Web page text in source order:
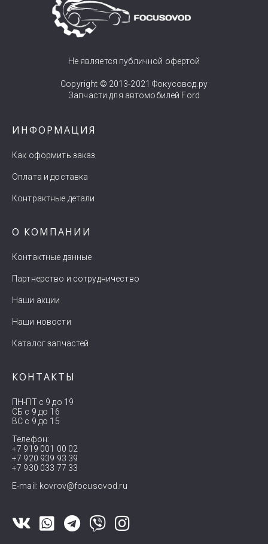
Не является публичной офертой
Copyright © 2013-2021 Фокусовод.ру
Запчасти для автомобилей Ford
ИНФОРМАЦИЯ
Как оформить заказ
Оплата и доставка
Контрактные детали
О КОМПАНИИ
Контактные данные
Партнерство и сотрудничество
Наши акции
Наши новости
Каталог запчастей
КОНТАКТЫ
ПН-ПТ с 9 до 19
СБ с 9 до 16
ВС с 9 до 15
Телефон:
+7 919 001 00 02
+7 920 939 93 39
+7 930 033 77 33
E-mail: kovrov@focusovod.ru